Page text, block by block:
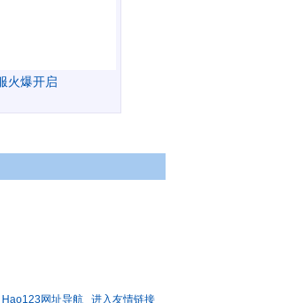
火爆开启
Hao123网址导航 进入友情链接